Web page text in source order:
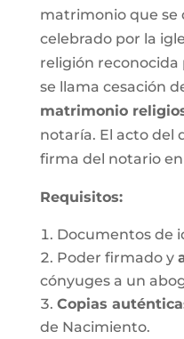
matrimonio que
celebrado por la
religión reconocida
se llama cesación
matrimonio
notaría. El acto del
firma del notario en
Requisitos:
Documentos de
Poder firmado y
cónyuges a un
Copias
de Nacimiento.